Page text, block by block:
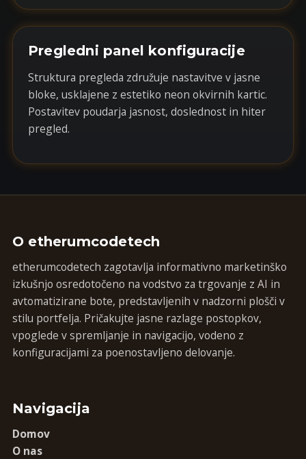
Pregledni panel konfiguracije
Struktura pregleda združuje nastavitve v jasne
bloke, usklajene z estetiko neon okvirnih kartic.
Postavitev poudarja jasnost, doslednost in hiter
pregled.
O etherumcodetech
etherumcodetech zagotavlja informativno marketinško
izkušnjo osredotočeno na vodstvo za trgovanje z AI in
avtomatizirane bote, predstavljenih v nadzorni plošči v
stilu portfelja. Pričakujte jasne razlage postopkov,
vpoglede v spremljanje in navigacijo, vodeno z
konfiguracijami za poenostavljeno delovanje.
Navigacija
Domov
O nas